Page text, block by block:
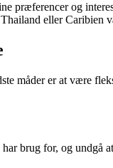
præferencer og
eller Caribien
måder er at være
brug for, og undgå